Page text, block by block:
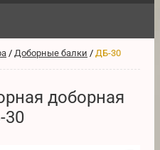
/ Доборные балки / ДБ-30
доборная